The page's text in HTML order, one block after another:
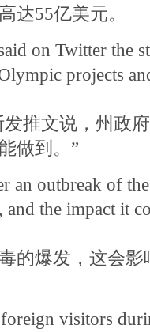
达55亿美元。
on Twitter the
projects
推文说，州政
做到。”
an outbreak of
the impact it
的爆发，这会
visitors